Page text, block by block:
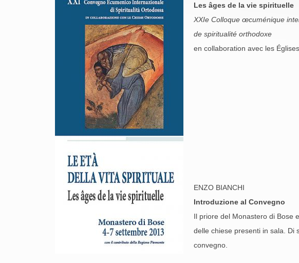
Les âges de la vie spirituelle
XXIe Colloque œcuménique
de spiritualité orthodoxe
en collaboration avec les
ENZO BIANCHI
Introduzione al Convegno
Il priore del Monastero di Bose
delle chiese presenti in sala. Di
convegno.